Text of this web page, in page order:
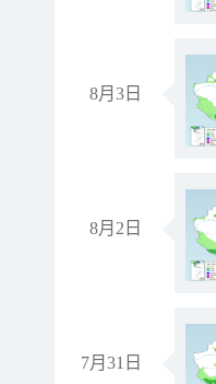
8月3日
8月2日
7月31日